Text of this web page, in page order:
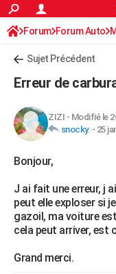
ACTUALITÉS
Politique
Société
Faits Divers
Education
Monde
Villes
+
Retraite
Impôts
Epargne
Immobilier
Risques naturels par ville
Banque
Assurance
Crédit
AUTO
HIGH-TECH
BRICOLAGE
Forum
Aménagement intérieur
Extérieur
Cuisine
Salle de bains
Jardinage
Rangement
WEEK-END
Guides de France
Escapades
Patrimoine
Expositions
Musées
Week-end nature
Forum Forum Auto
Sujet Précédent
Erreur de
ZIZI - Modifié le
snocky. - 25
Bonjour,
J ai fait une erreur, j
peut elle exploser si
gazoil, ma voiture
cela peut arriver, est
Grand merci.